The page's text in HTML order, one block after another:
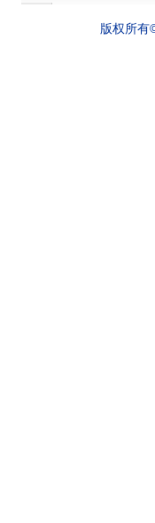
版权所有